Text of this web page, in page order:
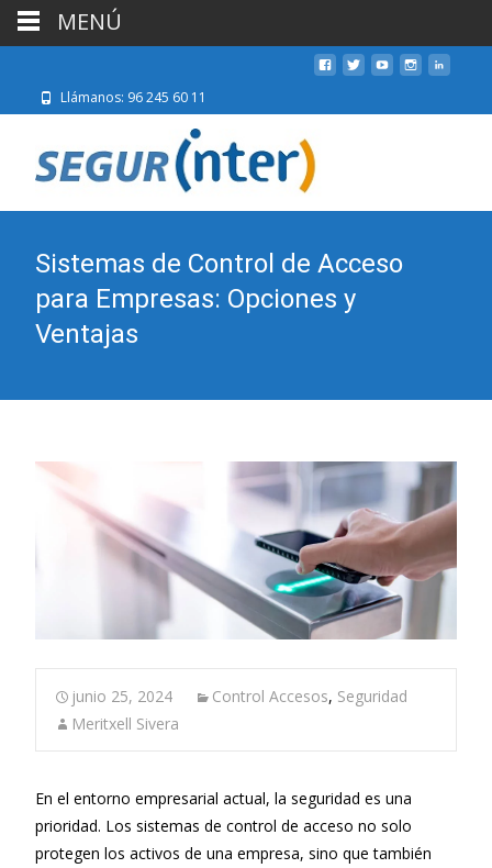
Llámanos: 96 245 60 11
Sistemas de Control de Acceso
para Empresas: Opciones y
Ventajas
junio 25, 2024 Control Accesos, Seguridad
Meritxell Sivera
En el entorno empresarial actual, la seguridad es una
prioridad. Los sistemas de control de acceso no solo
protegen los activos de una empresa, sino que también
MENÚ